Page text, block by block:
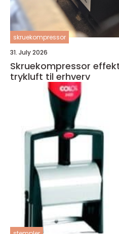
skruekompressor
31. July 2026
Skruekompressor effektiv og driftssikker
trykluft til erhverv